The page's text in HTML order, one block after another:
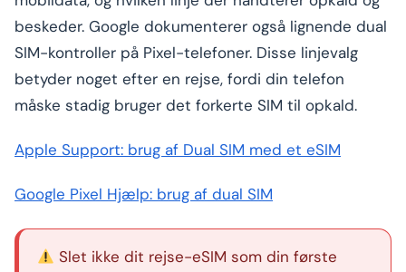
beskeder. Google dokumenterer også lignende dual
SIM-kontroller på Pixel-telefoner. Disse linjevalg
betyder noget efter en rejse, fordi din telefon
måske stadig bruger det forkerte SIM til opkald.
Apple Support: brug af Dual SIM med et eSIM
Google Pixel Hjælp: brug af dual SIM
Slet ikke dit rejse-eSIM som din første